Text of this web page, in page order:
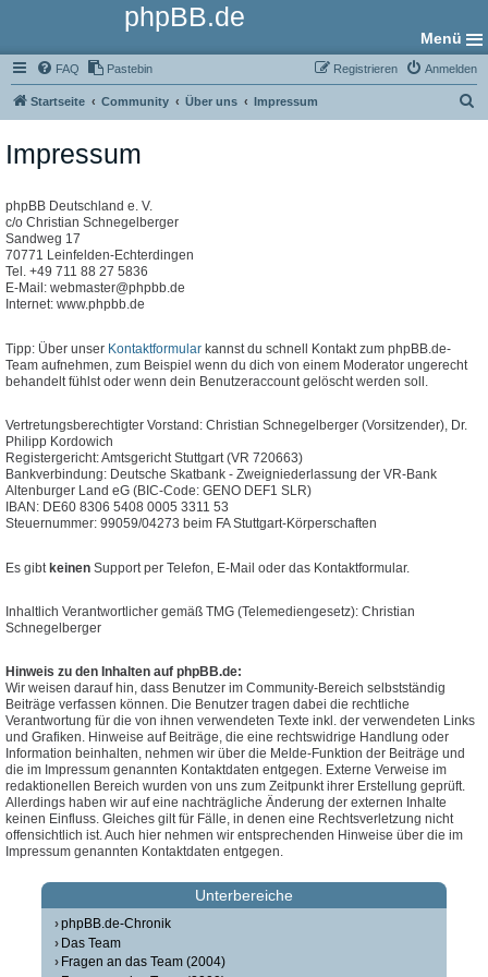
phpBB.de
Menü
FAQ Pastebin Anmelden
Registrieren
Startseite Community Über uns Impressum
Impressum
phpBB Deutschland e. V.
c/o Christian Schnegelberger
Sandweg 17
70771 Leinfelden-Echterdingen
Tel. +49 711 88 27 5836
E-Mail: webmaster@phpbb.de
Internet: www.phpbb.de
Tipp: Über unser Kontaktformular kannst du schnell Kontakt zum phpBB.de-
Team aufnehmen, zum Beispiel wenn du dich von einem Moderator ungerecht
behandelt fühlst oder wenn dein Benutzeraccount gelöscht werden soll.
Vertretungsberechtigter Vorstand: Christian Schnegelberger (Vorsitzender), Dr.
Philipp Kordowich
Registergericht: Amtsgericht Stuttgart (VR 720663)
Bankverbindung: Deutsche Skatbank - Zweigniederlassung der VR-Bank
Altenburger Land eG (BIC-Code: GENO DEF1 SLR)
IBAN: DE60 8306 5408 0005 3311 53
Steuernummer: 99059/04273 beim FA Stuttgart-Körperschaften
Es gibt keinen Support per Telefon, E-Mail oder das Kontaktformular.
Inhaltlich Verantwortlicher gemäß TMG (Telemediengesetz): Christian
Schnegelberger
Hinweis zu den Inhalten auf phpBB.de:
Wir weisen darauf hin, dass Benutzer im Community-Bereich selbstständig
Beiträge verfassen können. Die Benutzer tragen dabei die rechtliche
Verantwortung für die von ihnen verwendeten Texte inkl. der verwendeten Links
und Grafiken. Hinweise auf Beiträge, die eine rechtswidrige Handlung oder
Information beinhalten, nehmen wir über die Melde-Funktion der Beiträge und
die im Impressum genannten Kontaktdaten entgegen. Externe Verweise im
redaktionellen Bereich wurden von uns zum Zeitpunkt ihrer Erstellung geprüft.
Allerdings haben wir auf eine nachträgliche Änderung der externen Inhalte
keinen Einfluss. Gleiches gilt für Fälle, in denen eine Rechtsverletzung nicht
offensichtlich ist. Auch hier nehmen wir entsprechenden Hinweise über die im
Impressum genannten Kontaktdaten entgegen.
Unterbereiche
phpBB.de-Chronik
Das Team
Fragen an das Team (2004)